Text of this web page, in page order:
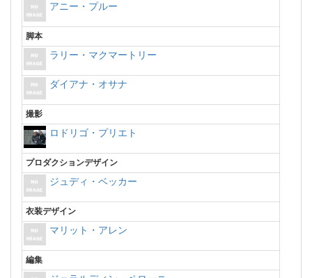
アニー・プルー
脚本
ラリー・マクマートリー
ダイアナ・オサナ
撮影
ロドリゴ・プリエト
プロダクションデザイン
ジュディ・ベッカー
衣装デザイン
マリット・アレン
編集